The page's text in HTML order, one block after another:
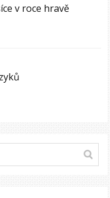
v roce hravě